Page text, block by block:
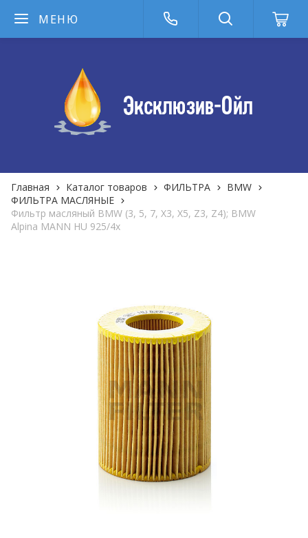
МЕНЮ
Главная Каталог товаров ФИЛЬТРА
BMW
ФИЛЬТРА MАСЛЯНЫЕ
Фильтр масляный BMW (3, 5, 7, X3, X5, Z3, Z4); BMW
Alpina MANN HU 925/4x